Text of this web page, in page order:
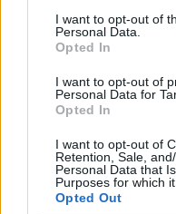
consent section.
I want to opt-out of
Personal Data.
Opted In
I want to opt-out of
Personal Data for
Opted In
I want to opt-out of
Retention, Sale,
Personal Data that
Purposes for which
Opted Out
Principais ações
INVESTIMENTOS